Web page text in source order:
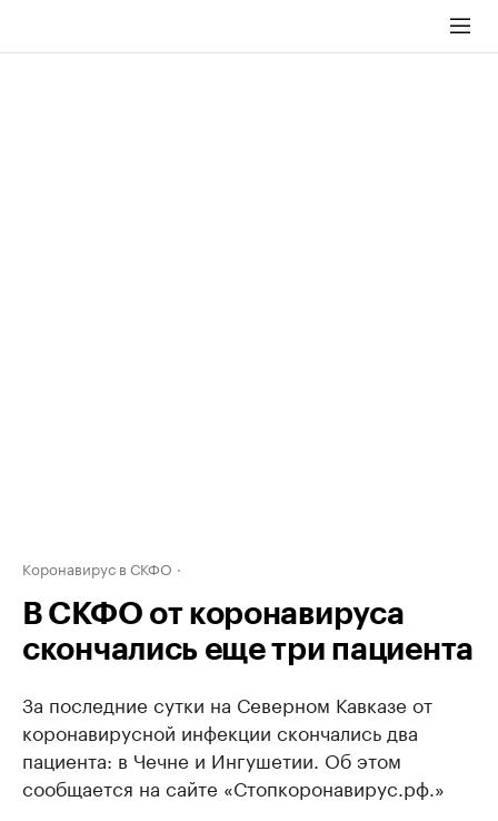
Коронавирус в СКФО
В СКФО от коронавируса
скончались еще три пациента
За последние сутки на Северном Кавказе от
коронавирусной инфекции скончались два
пациента: в Чечне и Ингушетии. Об этом
сообщается на сайте «Стопкоронавирус.рф.»